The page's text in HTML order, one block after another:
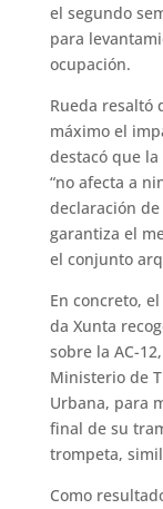
el segundo
para
ocupación.
Rueda resaltó
máximo el
destacó que la
“no afecta a
declaración
garantiza el
el conjunto
En concreto,
da Xunta
sobre la AC-
Ministerio de
Urbana, para
final de su
trompeta,
Como